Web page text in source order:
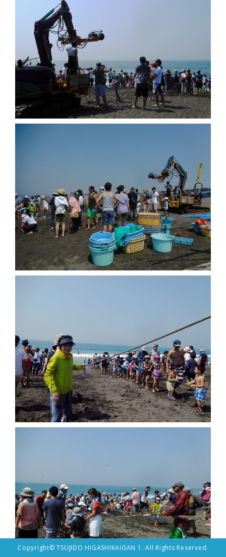
Copyright© TSUJIDO HIGASHIKAIGAN 1. All Rights Reserved.